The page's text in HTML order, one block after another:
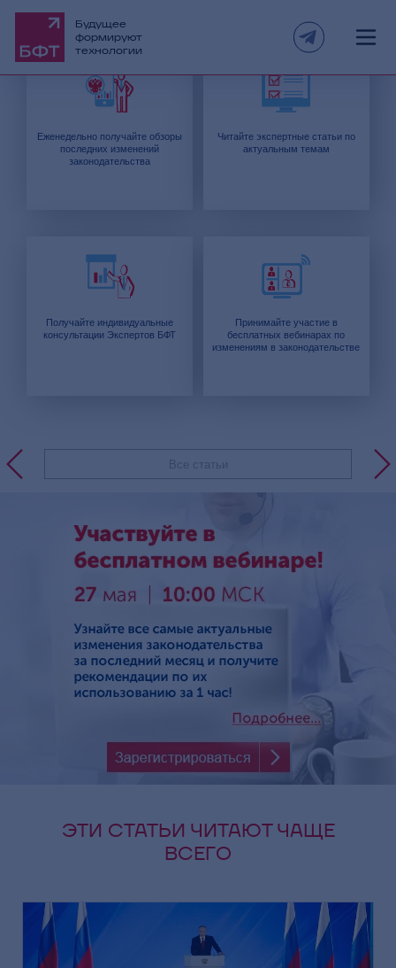
Будущее
формируют
технологии
Компания БФТ приглашает стать участником
проекта «Эксперт БФТ»:
Еженедельно получайте обзоры
последних изменений
законодательства
Читайте экспертные статьи по
актуальным темам
Получайте индивидуальные
консультации Экспертов БФТ
Принимайте участие в
бесплатных вебинарах по
изменениям в законодательстве
Все статьи
ЭТИ СТАТЬИ ЧИТАЮТ ЧАЩЕ
ВСЕГО